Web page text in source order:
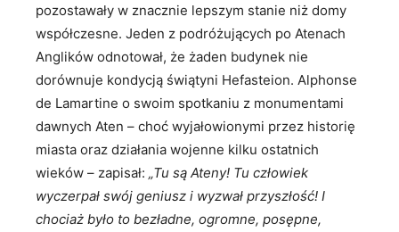
pozostawały w znacznie lepszym stanie niż domy
współczesne. Jeden z podróżujących po Atenach
Anglików odnotował, że żaden budynek nie
dorównuje kondycją świątyni Hefasteion. Alphonse
de Lamartine o swoim spotkaniu z monumentami
dawnych Aten – choć wyjałowionymi przez historię
miasta oraz działania wojenne kilku ostatnich
wieków – zapisał: „Tu są Ateny! Tu człowiek
wyczerpał swój geniusz i wyzwał przyszłość! I
chociaż było to bezładne, ogromne, posępne,